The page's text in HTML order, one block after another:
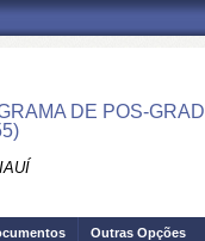
DE POS-
Outras Opções